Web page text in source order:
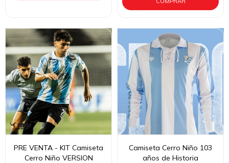
PRE VENTA - KIT Camiseta
Cerro Niño VERSION
Camiseta Cerro Niño 103
años de Historia